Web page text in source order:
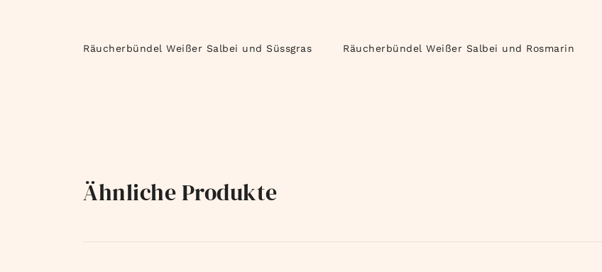
Räucherbündel Weißer Salbei und Süssgras Räucherbündel Weißer Salbei und Rosmarin
Ähnliche Produkte